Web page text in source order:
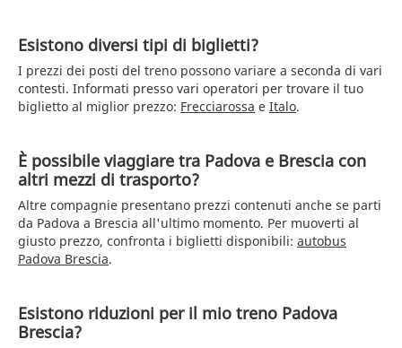
Esistono diversi tipi di biglietti?
I prezzi dei posti del treno possono variare a seconda di vari
contesti. Informati presso vari operatori per trovare il tuo
biglietto al miglior prezzo: Frecciarossa e Italo.
È possibile viaggiare tra Padova e Brescia con
altri mezzi di trasporto?
Altre compagnie presentano prezzi contenuti anche se parti
da Padova a Brescia all'ultimo momento. Per muoverti al
giusto prezzo, confronta i biglietti disponibili: autobus
Padova Brescia.
Esistono riduzioni per il mio treno Padova
Brescia?